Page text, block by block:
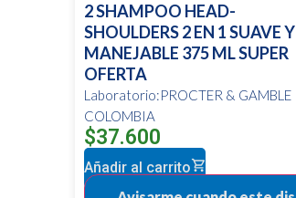
2 SHAMPOO HEAD-
SHOULDERS 2 EN 1 SUAVE Y
MANEJABLE 375 ML SUPER
OFERTA
Laboratorio:PROCTER & GAMBLE
COLOMBIA
$37.600
Añadir al carrito